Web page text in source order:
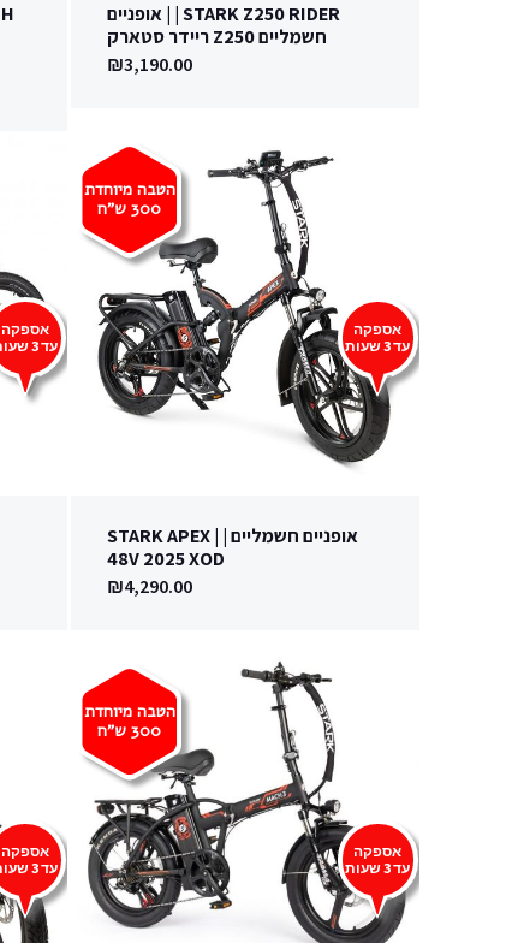
STARK Z250 RIDER | | אופניים
חשמליים Z250 ריידר סטארק
₪3,190.00
אספקה
עד 3 שעות
הטבה מיוחדת
300ש"ח
אופניים חשמליים | | STARK APEX
48V 2025 XOD
₪4,290.00
אספקה
עד 3 שעות
אספקה
עד 3 שעות
הטבה מיוחדת
300ש"ח
אספקה
עד 3 שעות